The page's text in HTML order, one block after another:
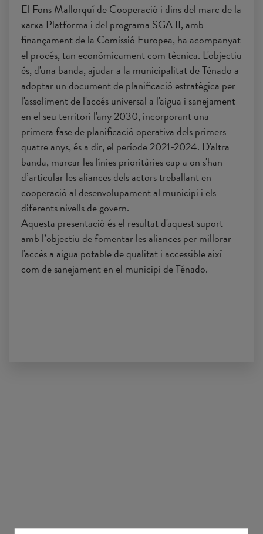
El Fons Mallorquí de Cooperació i dins del marc de la
xarxa Platforma i del programa SGA II, amb
finançament de la Comissió Europea, ha acompanyat
el procés, tan econòmicament com tècnica. L'objectiu
és, d'una banda, ajudar a la municipalitat de Ténado a
adoptar un document de planificació estratègica per
l'assoliment de l'accés universal a l'aigua i sanejament
en el seu territori l'any 2030, incorporant una
primera fase de planificació operativa dels primers
quatre anys, és a dir, el període 2021-2024. D'altra
banda, marcar les línies prioritàries cap a on s'han
d’articular les aliances dels actors treballant en
cooperació al desenvolupament al municipi i els
diferents nivells de govern.
Aquesta presentació és el resultat d'aquest suport
amb l’objectiu de fomentar les aliances per millorar
l'accés a aigua potable de qualitat i accessible així
com de sanejament en el municipi de Ténado.